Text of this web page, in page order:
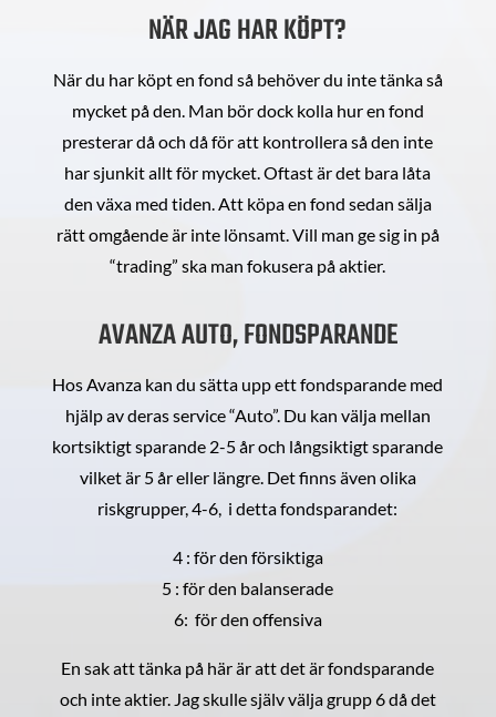
NÄR JAG HAR KÖPT?
När du har köpt en fond så behöver du inte tänka så
mycket på den. Man bör dock kolla hur en fond
presterar då och då för att kontrollera så den inte
har sjunkit allt för mycket. Oftast är det bara låta
den växa med tiden. Att köpa en fond sedan sälja
rätt omgående är inte lönsamt. Vill man ge sig in på
“trading” ska man fokusera på aktier.
AVANZA AUTO, FONDSPARANDE
Hos Avanza kan du sätta upp ett fondsparande med
hjälp av deras service “Auto”. Du kan välja mellan
kortsiktigt sparande 2-5 år och långsiktigt sparande
vilket är 5 år eller längre. Det finns även olika
riskgrupper, 4-6, i detta fondsparandet:
4 : för den försiktiga
5 : för den balanserade
6: för den offensiva
En sak att tänka på här är att det är fondsparande
och inte aktier. Jag skulle själv välja grupp 6 då det